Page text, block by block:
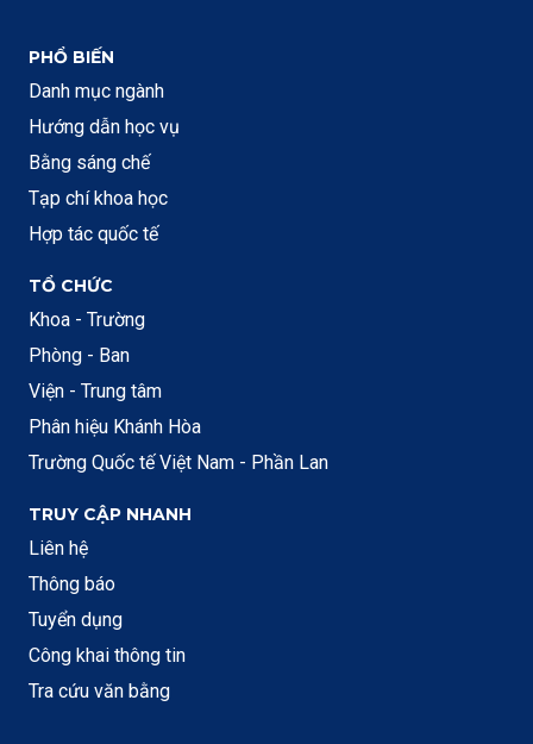
PHỔ BIẾN
Danh mục ngành
Hướng dẫn học vụ
Bằng sáng chế
Tạp chí khoa học
Hợp tác quốc tế
TỔ CHỨC
Khoa - Trường
Phòng - Ban
Viện - Trung tâm
Phân hiệu Khánh Hòa
Trường Quốc tế Việt Nam - Phần Lan
TRUY CẬP NHANH
Liên hệ
Thông báo
Tuyển dụng
Công khai thông tin
Tra cứu văn bằng